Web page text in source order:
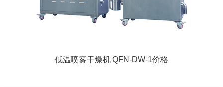
低温喷雾干燥机 QFN-DW-1价格